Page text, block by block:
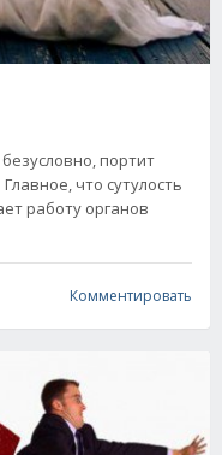
портит
что сутулость
работу органов
Комментировать